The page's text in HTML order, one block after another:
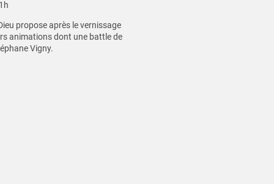
propose après le vernissage
animations dont une battle de
Vigny.